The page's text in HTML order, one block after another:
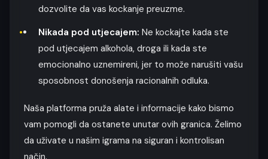
dozvolite da vas kockanje preuzme.
Nikada pod utjecajem: Ne kockajte kada ste
pod utjecajem alkohola, droga ili kada ste
emocionalno uznemireni, jer to može narušiti vašu
sposobnost donošenja racionalnih odluka.
Naša platforma pruža alate i informacije kako bismo
vam pomogli da ostanete unutar ovih granica. Želimo
da uživate u našim igrama na siguran i kontrolisan